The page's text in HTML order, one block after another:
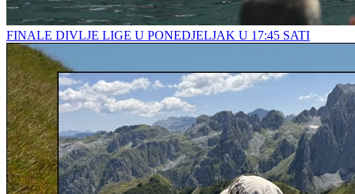
FINALE DIVLJE LIGE U PONEDJELJAK U 17:45 SATI